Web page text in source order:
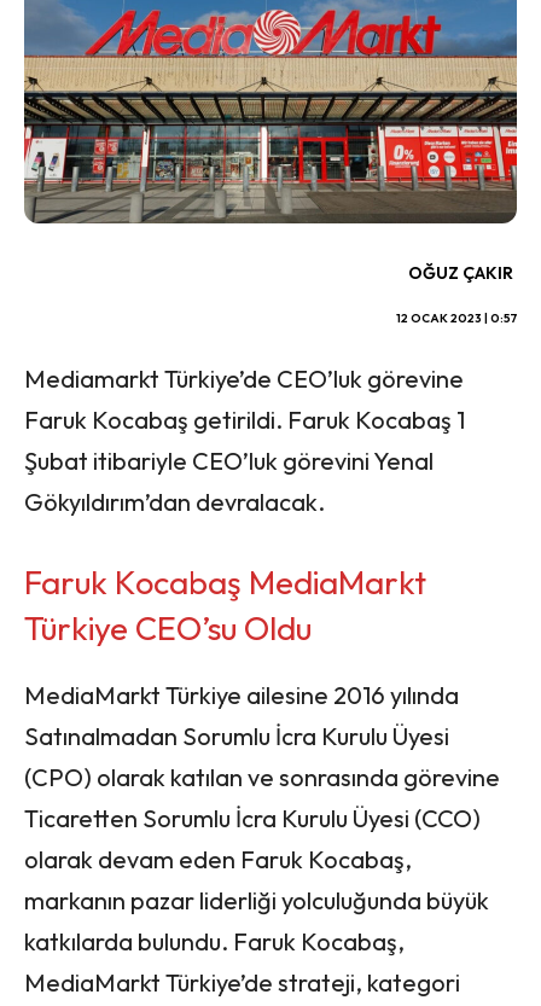
OĞUZ ÇAKIR
12 OCAK 2023 | 0:57
Mediamarkt Türkiye’de CEO’luk görevine
Faruk Kocabaş getirildi. Faruk Kocabaş 1
Şubat itibariyle CEO’luk görevini Yenal
Gökyıldırım’dan devralacak.
Faruk Kocabaş MediaMarkt
Türkiye CEO’su Oldu
MediaMarkt Türkiye ailesine 2016 yılında
Satınalmadan Sorumlu İcra Kurulu Üyesi
(CPO) olarak katılan ve sonrasında görevine
Ticaretten Sorumlu İcra Kurulu Üyesi (CCO)
olarak devam eden Faruk Kocabaş,
markanın pazar liderliği yolculuğunda büyük
katkılarda bulundu. Faruk Kocabaş,
MediaMarkt Türkiye’de strateji, kategori